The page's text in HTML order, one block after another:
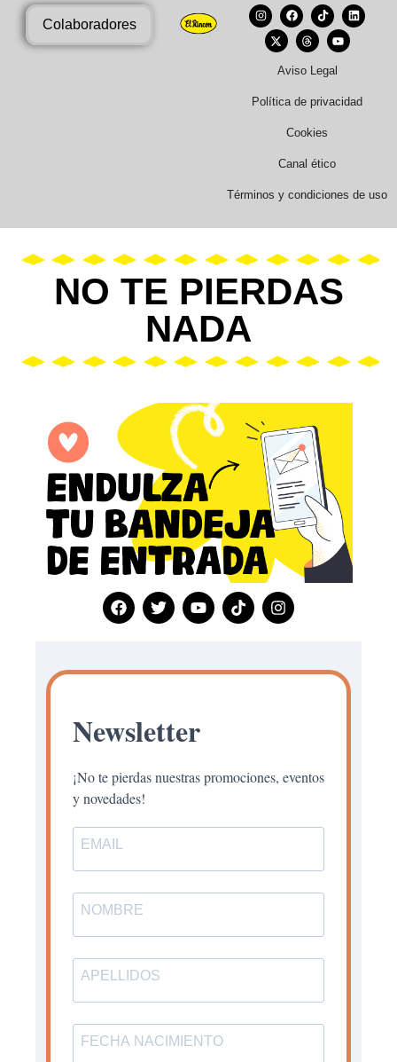
Colaboradores
Aviso Legal
Política de privacidad
Cookies
Canal ético
Términos y condiciones de uso
NO TE PIERDAS
NADA
Newsletter
¡No te pierdas nuestras promociones, eventos
y novedades!